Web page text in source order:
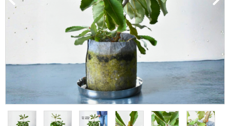
FOOD 食品
BLOG ブログ
INFORMATIOM
ご利用ガイド
プライバシーポリシー